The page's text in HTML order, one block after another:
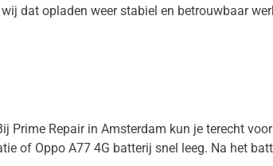
dat opladen weer stabiel en betrouwbaar
Prime Repair in Amsterdam kun je terecht
of Oppo A77 4G batterij snel leeg. Na het